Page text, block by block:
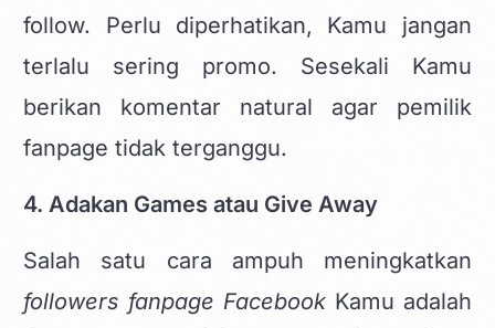
follow. Perlu diperhatikan, Kamu jangan
terlalu sering promo. Sesekali Kamu
berikan komentar natural agar pemilik
fanpage tidak terganggu.
4. Adakan Games atau Give Away
Salah satu cara ampuh meningkatkan
followers fanpage Facebook Kamu adalah